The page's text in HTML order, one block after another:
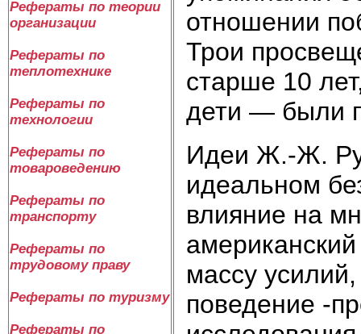
Рефераты по теории
организации
Рефераты по
теплотехнике
Рефераты по
технологии
Рефераты по
товароведению
Рефераты по
транспорту
Рефераты по
трудовому праву
Рефераты по туризму
Рефераты по
отношении
Трои
старше 10
дети — были
Идеи Ж.-Ж.
идеальном
влияние на
массу
поведение -